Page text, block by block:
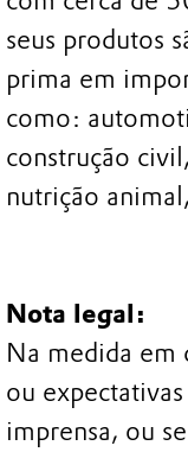
seus produtos
prima em
como:
construção
nutrição
Nota legal:
Na medida em
ou
imprensa, ou